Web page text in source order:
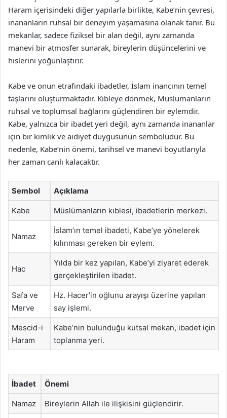
Haram içerisindeki diğer yapılarla birlikte, Kabe’nin çevresi,
inananların ruhsal bir deneyim yaşamasına olanak tanır. Bu
mekanlar, sadece fiziksel bir alan değil, aynı zamanda
manevi bir atmosfer sunarak, bireylerin düşüncelerini ve
hislerini yoğunlaştırır.
Kabe ve onun etrafındaki ibadetler, İslam inancının temel
taşlarını oluşturmaktadır. Kıbleye dönmek, Müslümanların
ruhsal ve toplumsal bağlarını güçlendiren bir eylemdir.
Kabe, yalnızca bir ibadet yeri değil, aynı zamanda inananlar
için bir kimlik ve aidiyet duygusunun sembolüdür. Bu
nedenle, Kabe’nin önemi, tarihsel ve manevi boyutlarıyla
her zaman canlı kalacaktır.
Sembol Açıklama
Kabe Müslümanların kıblesi, ibadetlerin merkezi.
Namaz
İslam’ın temel ibadeti, Kabe’ye yönelerek
kılınması gereken bir eylem.
Hac
Yılda bir kez yapılan, Kabe’yi ziyaret ederek
gerçekleştirilen ibadet.
Safa ve
Merve
Hz. Hacer’in oğlunu arayışı üzerine yapılan
say işlemi.
Mescid-i
Haram
Kabe’nin bulunduğu kutsal mekan, ibadet için
toplanma yeri.
İbadet Önemi
Namaz Bireylerin Allah ile ilişkisini güçlendirir.